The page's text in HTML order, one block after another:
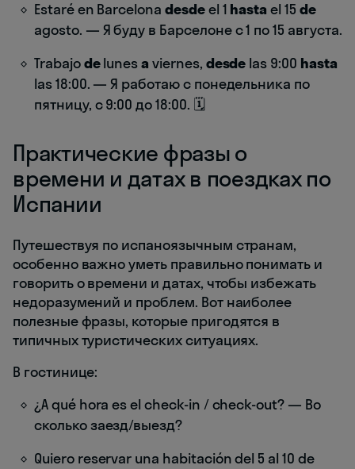
Estaré en Barcelona desdeel 1 hasta el 15 de
agosto. — Я буду в Барселоне с 1 по 15 августа.
Trabajodelunesa viernes, desde las 9:00 hasta
las 18:00. — Я работаю с понедельника по
пятницу, с 9:00 до 18:00. 🗓️
Практические фразы о
времени и датах в поездках по
Испании
Путешествуя по испаноязычным странам,
особенно важно уметь правильно понимать и
говорить о времени и датах, чтобы избежать
недоразумений и проблем. Вот наиболее
полезные фразы, которые пригодятся в
типичных туристических ситуациях.
В гостинице:
¿A qué hora es el check-in / check-out? — Во
сколько заезд/выезд?
Quiero reservar una habitación del 5 al 10 de